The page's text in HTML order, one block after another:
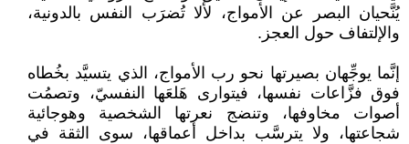
يُنَّحيان البصر عن الأمواج، لألا تُضرَب النفس بالدونية،
والإلتفاف حول العجز.
إنَّما يوجِّهان بصيرتها نحو رب الأمواج، الذي يتسيَّد بخُطاه
فوق فزَّاعات نفسها، فيتوارى هَلعَها النفسيّ، وتصمُت
أصوات مخاوفها، وتنضج نعرتها الشخصية وهوجائية
شجاعتها، ولا يترسَّب بداخل أعماقها، سوى الثقة في